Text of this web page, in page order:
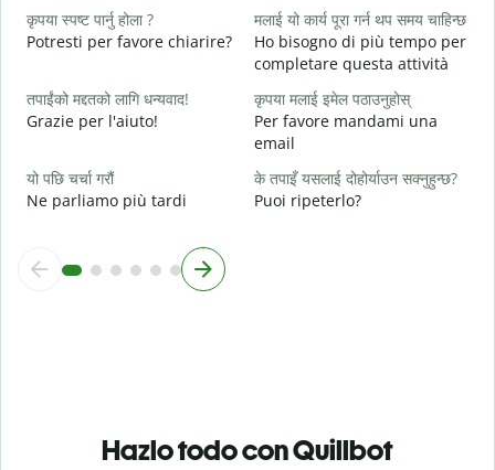
कृपया स्पष्ट पार्नु होला ?
Potresti per favore chiarire?
मलाई यो कार्य पूरा गर्न थप समय चाहिन्छ
Ho bisogno di più tempo per
completare questa attività
तपाईंको मद्दतको लागि धन्यवाद!
Grazie per l'aiuto!
कृपया मलाई इमेल पठाउनुहोस्
Per favore mandami una
email
यो पछि चर्चा गरौं
Ne parliamo più tardi
के तपाइँ यसलाई दोहोर्याउन सक्नुहुन्छ?
Puoi ripeterlo?
Hazlo todo con Quillbot